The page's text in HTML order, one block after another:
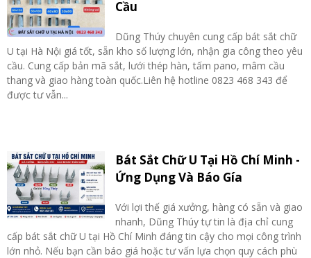
Cầu
Dũng Thúy chuyên cung cấp bát sắt chữ
U tại Hà Nội giá tốt, sẵn kho số lượng lớn, nhận gia công theo yêu
cầu. Cung cấp bản mã sắt, lưới thép hàn, tấm pano, mâm cầu
thang và giao hàng toàn quốc.Liên hệ hotline 0823 468 343 để
được tư vẫn...
Bát Sắt Chữ U Tại Hồ Chí Minh -
Ứng Dụng Và Báo Gía
Với lợi thế giá xưởng, hàng có sẵn và giao
nhanh, Dũng Thúy tự tin là địa chỉ cung
cấp bát sắt chữ U tại Hồ Chí Minh đáng tin cậy cho mọi công trình
lớn nhỏ. Nếu bạn cần báo giá hoặc tư vấn lựa chọn quy cách phù